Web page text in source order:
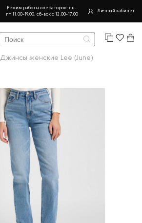
Режим работы операторов: пн-
пт 11.00-19.00, сб-вск с 12.00-17.00
Личный кабинет
Джинсы женские Lee (June)